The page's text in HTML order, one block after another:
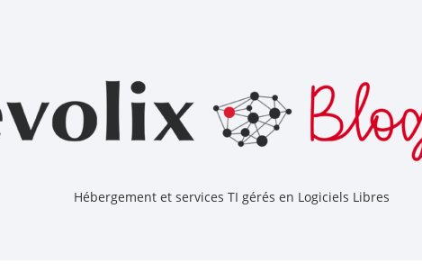
Hébergement et services TI gérés en Logiciels Libres